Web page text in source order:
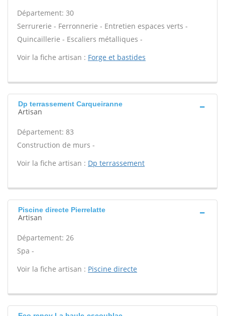
Département: 30
Serrurerie - Ferronnerie - Entretien espaces verts -
Quincaillerie - Escaliers métalliques -
Voir la fiche artisan : Forge et bastides
Dp terrassement Carqueiranne
Artisan
Département: 83
Construction de murs -
Voir la fiche artisan : Dp terrassement
Piscine directe Pierrelatte
Artisan
Département: 26
Spa -
Voir la fiche artisan : Piscine directe